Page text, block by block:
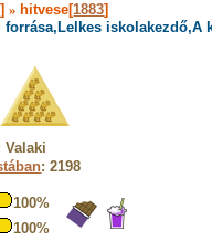
» hitvese[1883]
iskolakezdő,A
: 2198
100%
100%